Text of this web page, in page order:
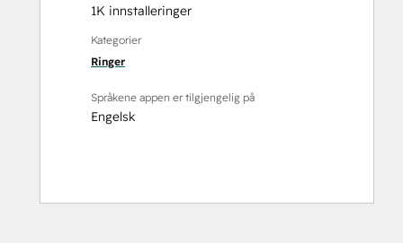
1K innstalleringer
Kategorier
Ringer
Språkene appen er tilgjengelig på
Engelsk